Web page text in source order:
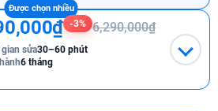
-3% 6,290,000₫
sửa30–60 phút
6 tháng